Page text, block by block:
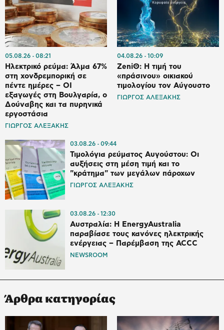
05.08.26 08:21
Ηλεκτρικό ρεύμα: Άλμα 67%
στη χονδρεμπορική σε
πέντε ημέρες – ΟΙ
εξαγωγές στη Βουλγαρία, ο
Δούναβης και τα πυρηνικά
εργοστάσια
ΓΙΩΡΓΟΣ ΑΛΕΞΑΚΗΣ
04.08.26 10:09
ZeniΘ: Η τιμή του
«πράσινου» οικιακού
τιμολογίου τον Αύγουστο
ΓΙΩΡΓΟΣ ΑΛΕΞΑΚΗΣ
03.08.26 09:44
Τιμολόγια ρεύματος Αυγούστου: Οι
αυξήσεις στη μέση τιμή και το
"κράτημα" των μεγάλων πάροχων
ΓΙΩΡΓΟΣ ΑΛΕΞΑΚΗΣ
03.08.26 12:30
Αυστραλία: Η EnergyAustralia
παραβίασε τους κανόνες ηλεκτρικής
ενέργειας – Παρέμβαση της ACCC
NEWSROOM
Άρθρα κατηγορίας